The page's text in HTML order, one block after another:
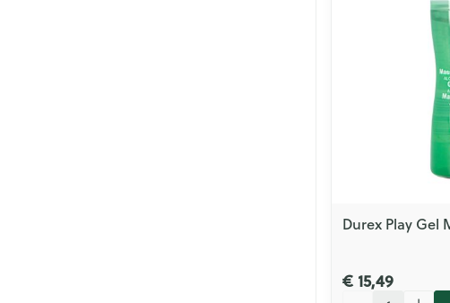
Durex Play Gel
€ 15,49